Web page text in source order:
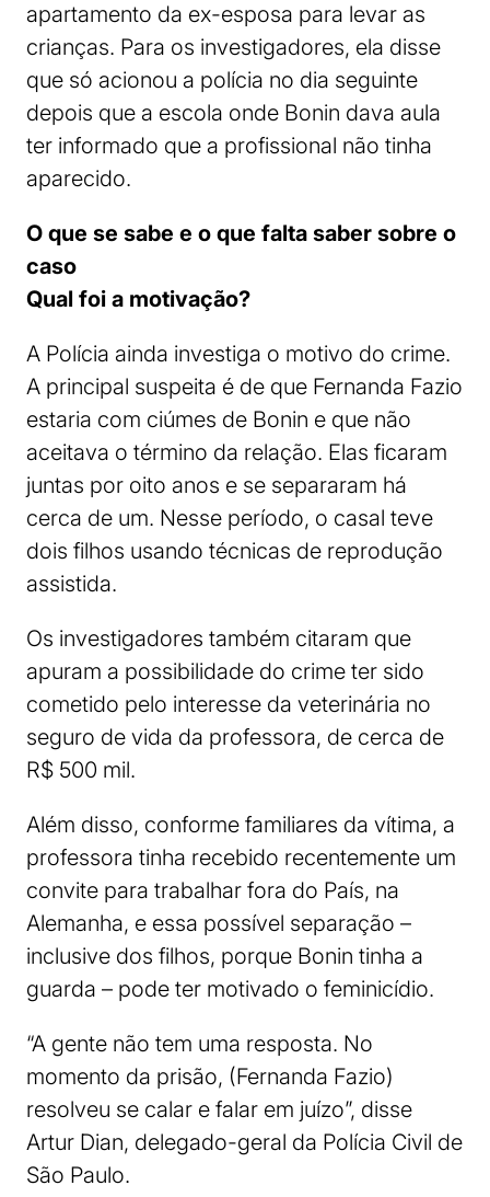
apartamento da ex-esposa para levar as
crianças. Para os investigadores, ela disse
que só acionou a polícia no dia seguinte
depois que a escola onde Bonin dava aula
ter informado que a profissional não tinha
aparecido.
O que se sabe e o que falta saber sobre o
caso
Qual foi a motivação?
A Polícia ainda investiga o motivo do crime.
A principal suspeita é de que Fernanda Fazio
estaria com ciúmes de Bonin e que não
aceitava o término da relação. Elas ficaram
juntas por oito anos e se separaram há
cerca de um. Nesse período, o casal teve
dois filhos usando técnicas de reprodução
assistida.
Os investigadores também citaram que
apuram a possibilidade do crime ter sido
cometido pelo interesse da veterinária no
seguro de vida da professora, de cerca de
R$ 500 mil.
Além disso, conforme familiares da vítima, a
professora tinha recebido recentemente um
convite para trabalhar fora do País, na
Alemanha, e essa possível separação –
inclusive dos filhos, porque Bonin tinha a
guarda – pode ter motivado o feminicídio.
“A gente não tem uma resposta. No
momento da prisão, (Fernanda Fazio)
resolveu se calar e falar em juízo”, disse
Artur Dian, delegado-geral da Polícia Civil de
São Paulo.